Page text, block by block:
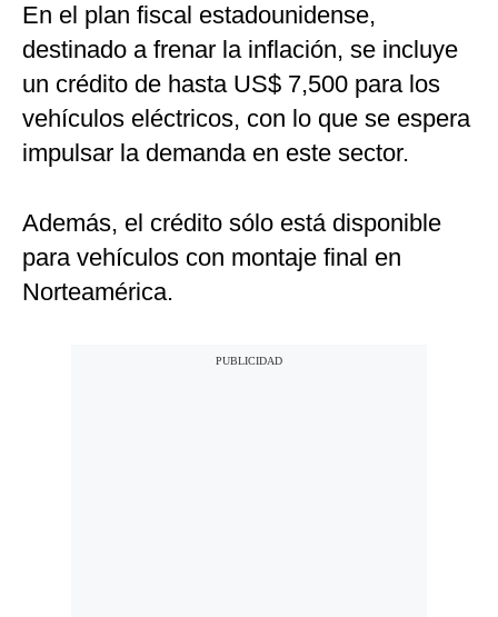
En el plan fiscal estadounidense,
destinado a frenar la inflación, se incluye
un crédito de hasta US$ 7,500 para los
vehículos eléctricos, con lo que se espera
impulsar la demanda en este sector.
Además, el crédito sólo está disponible
para vehículos con montaje final en
Norteamérica.